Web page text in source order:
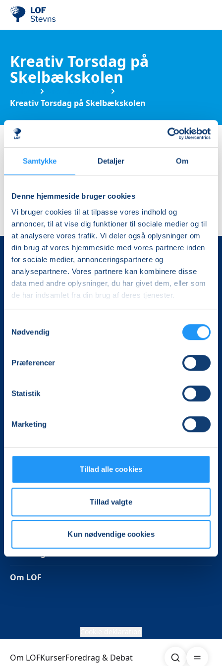
Samtykke Detaljer Om
Denne hjemmeside bruger cookies
Vi bruger cookies til at tilpasse vores indhold og
annoncer, til at vise dig funktioner til sociale medier og til
at analysere vores trafik. Vi deler også oplysninger om
din brug af vores hjemmeside med vores partnere inden
for sociale medier, annonceringspartnere og
analysepartnere. Vores partnere kan kombinere disse
data med andre oplysninger, du har givet dem, eller som
de har indsamlet fra din brug af deres tjenester.
Nødvendig
Præferencer
Statistik
Marketing
Tillad alle cookies
Tillad valgte
Kun nødvendige cookies
Om LOFKurserForedrag & Debat Søg
Kreativ Torsdag på
Skelbækskolen
Kreativ Torsdag på Skelbækskolen
Kategorier & filtrer
Ingen resultater
Det, der er vigtigt for samfundet, er vigtigt for os
mere end 100.000 deltagere i hele landet med kurser,
LOF Stevns
Tlf. 3082 9012
Følg os på Facebook
Betalingsbetingelser
Privatlivspolitik
Om LOF